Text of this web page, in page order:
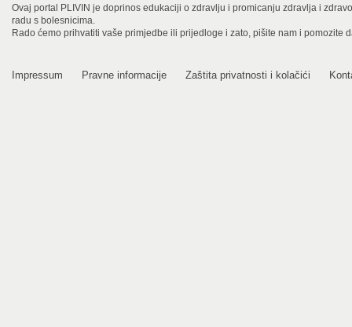
Ovaj portal PLIVIN je doprinos edukaciji o zdravlju i promicanju zdravlja i
radu s bolesnicima.
Rado ćemo prihvatiti vaše primjedbe ili prijedloge i zato, pišite nam i pomozite
Impressum Pravne informacije Zaštita privatnosti i kolačići